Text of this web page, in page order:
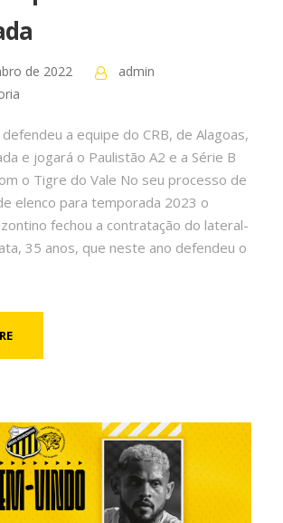
de 2022
admin
a equipe do CRB, de Alagoas,
e jogará o Paulistão A2 e a Série B
o Tigre do Vale No seu processo de
elenco para temporada 2023 o
fechou a contratação do lateral-
35 anos, que neste ano defendeu o